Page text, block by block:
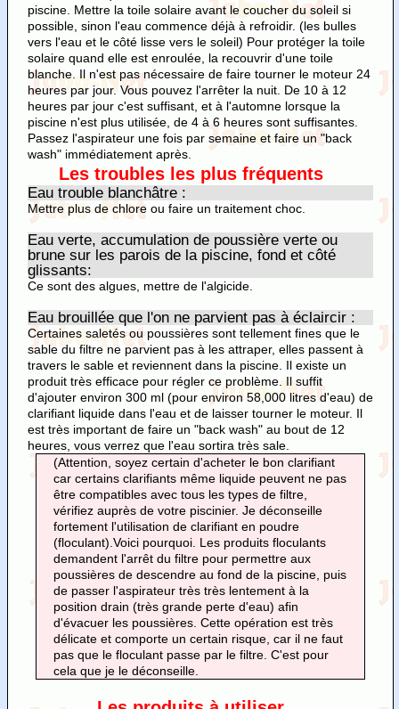
piscine. Mettre la toile solaire avant le coucher du soleil si
possible, sinon l'eau commence déjà à refroidir. (les bulles
vers l'eau et le côté lisse vers le soleil) Pour protéger la toile
solaire quand elle est enroulée, la recouvrir d'une toile
blanche. Il n'est pas nécessaire de faire tourner le moteur 24
heures par jour. Vous pouvez l'arrêter la nuit. De 10 à 12
heures par jour c'est suffisant, et à l'automne lorsque la
piscine n'est plus utilisée, de 4 à 6 heures sont suffisantes.
Passez l'aspirateur une fois par semaine et faire un "back
wash" immédiatement après.
Les troubles les plus fréquents
Eau trouble blanchâtre :
Mettre plus de chlore ou faire un traitement choc.
Eau verte, accumulation de poussière verte ou
brune sur les parois de la piscine, fond et côté
glissants:
Ce sont des algues, mettre de l'algicide.
Eau brouillée que l'on ne parvient pas à éclaircir :
Certaines saletés ou poussières sont tellement fines que le
sable du filtre ne parvient pas à les attraper, elles passent à
travers le sable et reviennent dans la piscine. Il existe un
produit très efficace pour régler ce problème. Il suffit
d'ajouter environ 300 ml (pour environ 58,000 litres d'eau) de
clarifiant liquide dans l'eau et de laisser tourner le moteur. Il
est très important de faire un "back wash" au bout de 12
heures, vous verrez que l'eau sortira très sale.
(Attention, soyez certain d'acheter le bon clarifiant
car certains clarifiants même liquide peuvent ne pas
être compatibles avec tous les types de filtre,
vérifiez auprès de votre piscinier. Je déconseille
fortement l'utilisation de clarifiant en poudre
(floculant).Voici pourquoi. Les produits floculants
demandent l'arrêt du filtre pour permettre aux
poussières de descendre au fond de la piscine, puis
de passer l'aspirateur très très lentement à la
position drain (très grande perte d'eau) afin
d'évacuer les poussières. Cette opération est très
délicate et comporte un certain risque, car il ne faut
pas que le floculant passe par le filtre. C'est pour
cela que je le déconseille.